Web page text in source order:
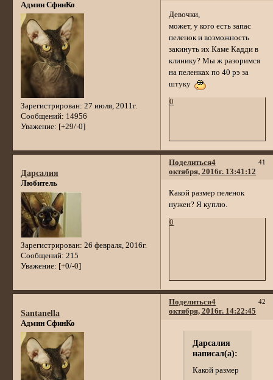
Админ СфинКо
Зарегистрирован: 27 июля, 2011г.
Сообщений: 14956
Уважение: [+29/-0]
Девочки,
может, у кого есть запас
пеленок и возможность
закинуть их Каме Кадди в
клинику? Мы ж разоримся
на пеленках по 40 рэ за
штуку
0
Поделиться 41
4
октября, 2016г. 13:41:12
Дарсалия
Любитель
Зарегистрирован: 26 февраля, 2016г.
Сообщений: 215
Уважение: [+0/-0]
Какой размер пеленок
нужен? Я куплю.
0
Поделиться 42
4
октября, 2016г. 14:22:45
Santanella
Админ СфинКо
Дарсалия
написал(а):
Какой размер